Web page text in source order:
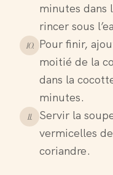
minutes dans
rincer sous
10.
Pour finir,
moitié de la
dans la
minutes.
11.
Servir la
vermicelles
coriandre.